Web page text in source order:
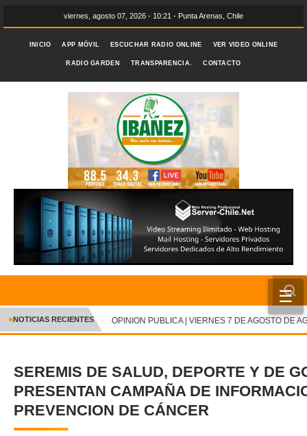
viernes, agosto 07, 2026 - 10:21 - Punta Arenas, Chile
INICIO APP MÓVIL ESCUCHAR RADIO ONLINE VER VIDEO ONLINE
RADIO GARDEN TRANSPARENCIA. CONTACTO
☰
INICIO
CRÓNICA
DEPORTES
ENTRETENIMIENTO Y CULTURA
✕
●NOTICIAS RECIENTES OPINION PUBLICA | VIERNES 7 DE AGOSTO DE
SEREMIS DE SALUD, DEPORTE Y DE
PRESENTAN CAMPAÑA DE
PREVENCION DE CÁNCER